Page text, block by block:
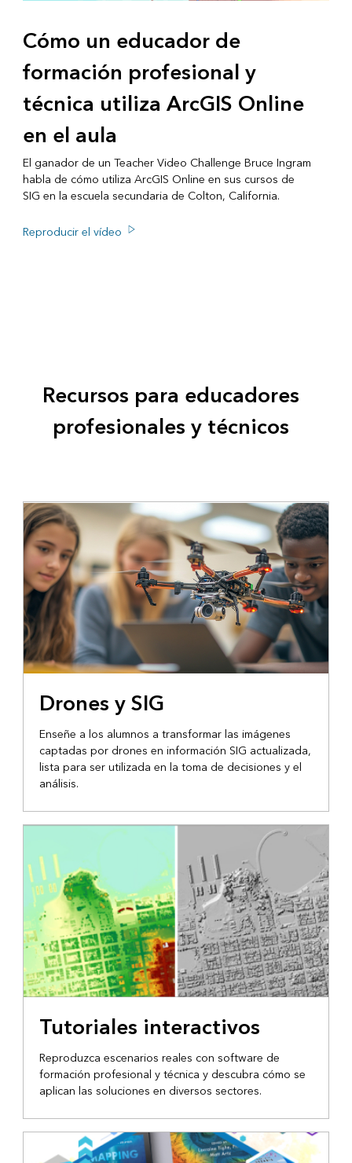
Cómo un educador de
formación profesional y
técnica utiliza ArcGIS Online
en el aula
El ganador de un Teacher Video Challenge Bruce Ingram
habla de cómo utiliza ArcGIS Online en sus cursos de
SIG en la escuela secundaria de Colton, California.
Reproducir el vídeo
Recursos para educadores
profesionales y técnicos
Drones y SIG
Enseñe a los alumnos a transformar las imágenes
captadas por drones en información SIG actualizada,
lista para ser utilizada en la toma de decisiones y el
análisis.
Tutoriales interactivos
Reproduzca escenarios reales con software de
formación profesional y técnica y descubra cómo se
aplican las soluciones en diversos sectores.